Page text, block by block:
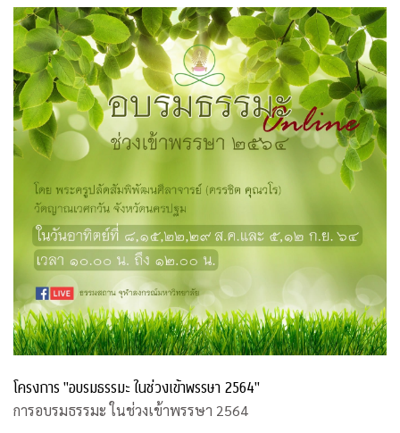
โครงการ "อบรมธรรมะ ในช่วงเข้าพรรษา 2564"
การอบรมธรรมะ ในช่วงเข้าพรรษา 2564